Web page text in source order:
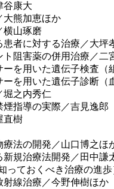
谷康大
大熊加恵ほか
横山琢磨
者に対する治療／大坪
阻害薬の併用治療／二
を用いた遺伝子検査（
を用いた遺伝子診断（
堀之内秀仁
指導の実際／吉見逸郎
直樹
法の開発／山口博之ほ
規治療法開発／田中謙
っておくべき治療の進歩
線治療／今野伸樹ほか